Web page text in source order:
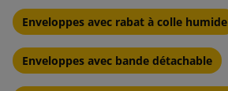
Enveloppes avec rabat à colle humide
Enveloppes avec bande détachable